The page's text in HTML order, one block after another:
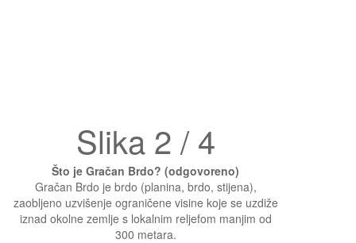
Slika 2 / 4
Što je Gračan Brdo? (odgovoreno)
Gračan Brdo je brdo (planina, brdo, stijena),
zaobljeno uzvišenje ograničene visine koje se uzdiže
iznad okolne zemlje s lokalnim reljefom manjim od
300 metara.